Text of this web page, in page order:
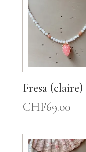
Fresa (claire)
CHF69.00